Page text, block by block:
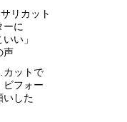
リカット
に
い」
声
ットで
フォー
いした